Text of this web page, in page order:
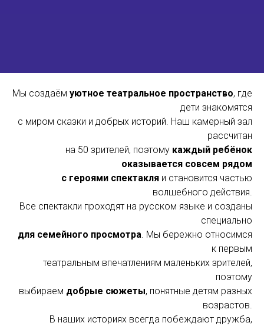
Мы создаём уютное театральное пространство, где
дети знакомятся
с миром сказки и добрых историй. Наш камерный зал
рассчитан
на 50 зрителей, поэтому каждый ребёнок
оказывается совсем рядом
с героями спектакля и становится частью
волшебного действия.
Все спектакли проходят на русском языке и созданы
специально
для семейного просмотра. Мы бережно относимся
к первым
театральным впечатлениям маленьких зрителей,
поэтому
выбираем добрые сюжеты, понятные детям разных
возрастов.
В наших историях всегда побеждают дружба,